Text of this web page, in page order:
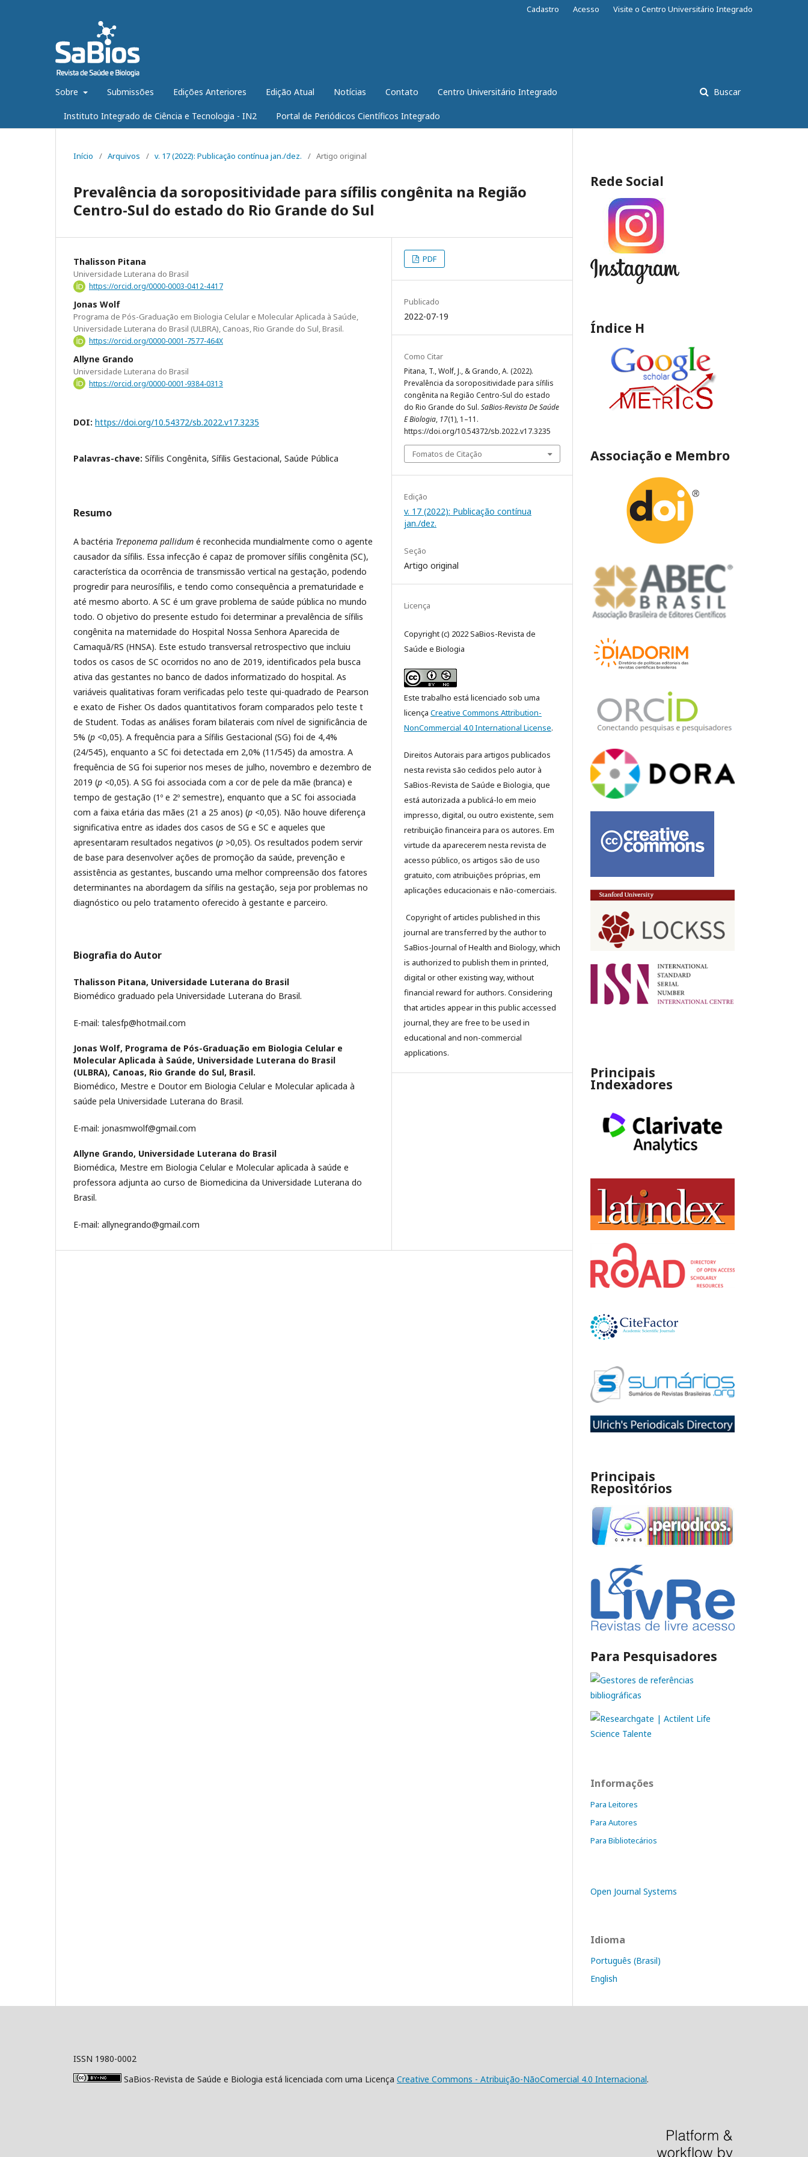
Sobre Submissões Edições Anteriores Edição Atual Notícias Contato Centro Universitário Integrado
Instituto Integrado de Ciência e Tecnologia - IN2 Portal de Periódicos Científicos Integrado
Buscar
Cadastro Acesso Visite o Centro Universitário Integrado
Início / Arquivos / v. 17 (2022): Publicação contínua jan./dez. / Artigo original
Prevalência da soropositividade para sífilis congênita na Região
Centro-Sul do estado do Rio Grande do Sul
Thalisson Pitana
Universidade Luterana do Brasil
https://orcid.org/0000-0003-0412-4417
Jonas Wolf
Programa de Pós-Graduação em Biologia Celular e Molecular Aplicada à Saúde,
Universidade Luterana do Brasil (ULBRA), Canoas, Rio Grande do Sul, Brasil.
https://orcid.org/0000-0001-7577-464X
Allyne Grando
Universidade Luterana do Brasil
https://orcid.org/0000-0001-9384-0313
DOI: https://doi.org/10.54372/sb.2022.v17.3235
Palavras-chave: Sífilis Congênita, Sífilis Gestacional, Saúde Pública
Resumo
A bactéria Treponema pallidum é reconhecida mundialmente como o agente
causador da sífilis. Essa infecção é capaz de promover sífilis congênita (SC),
característica da ocorrência de transmissão vertical na gestação, podendo
progredir para neurosífilis, e tendo como consequência a prematuridade e
até mesmo aborto. A SC é um grave problema de saúde pública no mundo
todo. O objetivo do presente estudo foi determinar a prevalência de sífilis
congênita na maternidade do Hospital Nossa Senhora Aparecida de
Camaquã/RS (HNSA). Este estudo transversal retrospectivo que incluiu
todos os casos de SC ocorridos no ano de 2019, identificados pela busca
ativa das gestantes no banco de dados informatizado do hospital. As
variáveis qualitativas foram verificadas pelo teste qui-quadrado de Pearson
e exato de Fisher. Os dados quantitativos foram comparados pelo teste t
de Student. Todas as análises foram bilaterais com nível de significância de
5% (p <0,05). A frequência para a Sífilis Gestacional (SG) foi de 4,4%
(24/545), enquanto a SC foi detectada em 2,0% (11/545) da amostra. A
frequência de SG foi superior nos meses de julho, novembro e dezembro de
2019 (p <0,05). A SG foi associada com a cor de pele da mãe (branca) e
tempo de gestação (1º e 2º semestre), enquanto que a SC foi associada
com a faixa etária das mães (21 a 25 anos) (p <0,05). Não houve diferença
significativa entre as idades dos casos de SG e SC e aqueles que
apresentaram resultados negativos (p >0,05). Os resultados podem servir
de base para desenvolver ações de promoção da saúde, prevenção e
assistência as gestantes, buscando uma melhor compreensão dos fatores
determinantes na abordagem da sífilis na gestação, seja por problemas no
diagnóstico ou pelo tratamento oferecido à gestante e parceiro.
Biografia do Autor
Thalisson Pitana, Universidade Luterana do Brasil
Biomédico graduado pela Universidade Luterana do Brasil.
E-mail: talesfp@hotmail.com
Jonas Wolf, Programa de Pós-Graduação em Biologia Celular e
Molecular Aplicada à Saúde, Universidade Luterana do Brasil
(ULBRA), Canoas, Rio Grande do Sul, Brasil.
Biomédico, Mestre e Doutor em Biologia Celular e Molecular aplicada à
saúde pela Universidade Luterana do Brasil.
E-mail: jonasmwolf@gmail.com
Allyne Grando, Universidade Luterana do Brasil
Biomédica, Mestre em Biologia Celular e Molecular aplicada à saúde e
professora adjunta ao curso de Biomedicina da Universidade Luterana do
Brasil.
E-mail: allynegrando@gmail.com
PDF
Publicado
2022-07-19
Como Citar
Pitana, T., Wolf, J., & Grando, A. (2022).
Prevalência da soropositividade para sífilis
congênita na Região Centro-Sul do estado
do Rio Grande do Sul. SaBios-Revista De Saúde
E Biologia, 17(1), 1–11.
https://doi.org/10.54372/sb.2022.v17.3235
Fomatos de Citação
Edição
v. 17 (2022): Publicação contínua
jan./dez.
Seção
Artigo original
Licença
Copyright (c) 2022 SaBios-Revista de
Saúde e Biologia
Este trabalho está licenciado sob uma
licença Creative Commons Attribution-
NonCommercial 4.0 International License.
Direitos Autorais para artigos publicados
nesta revista são cedidos pelo autor à
SaBios-Revista de Saúde e Biologia, que
está autorizada a publicá-lo em meio
impresso, digital, ou outro existente, sem
retribuição financeira para os autores. Em
virtude da aparecerem nesta revista de
acesso público, os artigos são de uso
gratuito, com atribuições próprias, em
aplicações educacionais e não-comerciais.
Copyright of articles published in this
journal are transferred by the author to
SaBios-Journal of Health and Biology, which
is authorized to publish them in printed,
digital or other existing way, without
financial reward for authors. Considering
that articles appear in this public accessed
journal, they are free to be used in
educational and non-commercial
applications.
Rede Social
Índice H
Associação e Membro
Principais
Indexadores
Principais
Repositórios
Para Pesquisadores
Informações
Para Leitores
Para Autores
Para Bibliotecários
Open Journal Systems
Idioma
Português (Brasil)
English
ISSN 1980-0002
SaBios-Revista de Saúde e Biologia está licenciada com uma Licença Creative Commons - Atribuição-NãoComercial 4.0 Internacional.